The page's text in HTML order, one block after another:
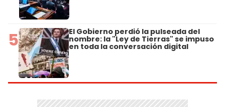
5 El Gobierno perdió la pulseada del
nombre: la "Ley de Tierras" se impuso
en toda la conversación digital